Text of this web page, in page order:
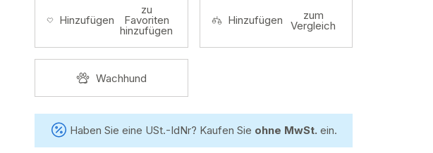
Hinzufügen
zu
Favoriten
hinzufügen
Hinzufügen zum
Vergleich
Wachhund
Haben Sie eine USt.-IdNr? Kaufen Sie ohne MwSt. ein.